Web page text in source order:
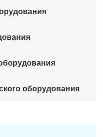
оборудования